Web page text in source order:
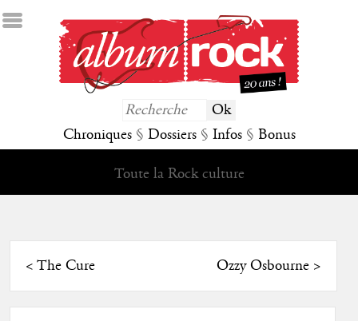
Chroniques § Dossiers § Infos § Bonus
Toute la Rock culture
< The Cure Ozzy Osbourne>